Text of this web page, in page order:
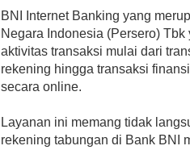
BNI Internet Banking yang
Negara Indonesia (Persero)
aktivitas transaksi mulai dari
rekening hingga transaksi
secara online.
Layanan ini memang tidak
rekening tabungan di Bank BNI